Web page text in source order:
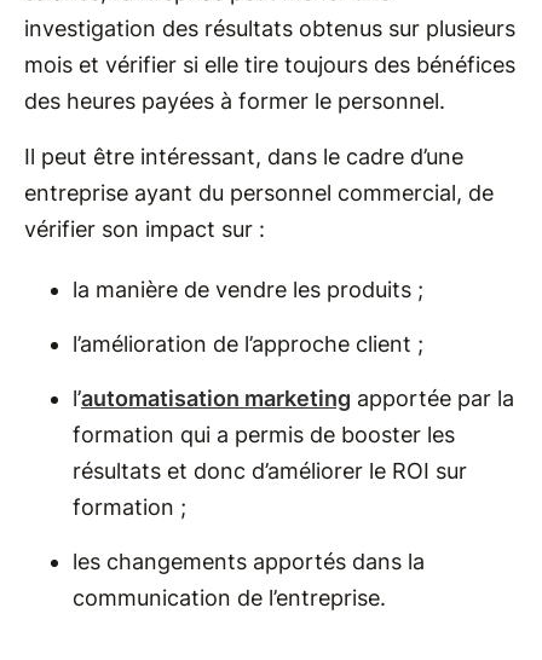
investigation des résultats obtenus sur plusieurs
mois et vérifier si elle tire toujours des bénéfices
des heures payées à former le personnel.
Il peut être intéressant, dans le cadre d’une
entreprise ayant du personnel commercial, de
vérifier son impact sur :
la manière de vendre les produits ;
l’amélioration de l’approche client ;
l’automatisation marketing apportée par la
formation qui a permis de booster les
résultats et donc d’améliorer le ROI sur
formation ;
les changements apportés dans la
communication de l’entreprise.